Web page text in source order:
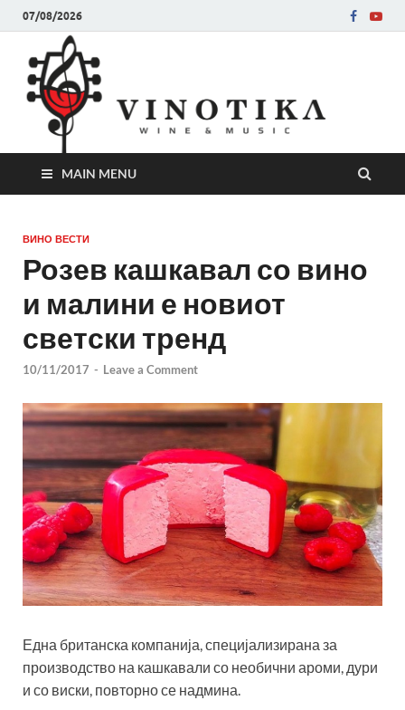
07/08/2026
MAIN MENU
ВИНО ВЕСТИ
Розев кашкавал со вино
и малини е новиот
светски тренд
10/11/2017 - Leave a Comment
Една британска компанија, специјализирана за
производство на кашкавали со необични ароми, дури
и со виски, повторно се надмина.